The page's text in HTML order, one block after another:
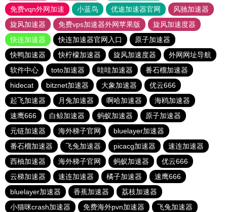
免费vqn外网加速
小蓝鸟 优途加速器官网
风驰加速器
旋风加速器
免费vps加速器外网苹果版
旋风加速度器
快连加速器
快连加速器官网入口
原子加速器
快鸭加速器
快柠檬加速器 旋风加速度器
外网网址导航
软件中心
toto加速器 哇哇加速器
番石榴加速器
hidecat
bitznet加速器 大象加速器
优云666
起飞加速器
月兔加速器 啊哈加速器
海鸥加速器
速鹰666
白鲸加速器 蚂蚁加速器
原子加速器
元链加速器
海外梯子官网
bluelayer加速器
番石榴加速器
飞兔加速器 picacg加速器
速连加速器
西柚加速器
海外梯子官网 蚂蚁加速器
优云666
云梯加速器
速连加速器 橘子加速器
速鹰666
bluelayer加速器
香蕉加速器
荔枝加速器
小猫咪crash加速器
免费海外pvn加速器 飞兔加速器